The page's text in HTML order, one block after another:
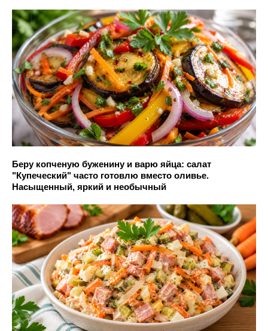
Беру копченую буженину и варю яйца: салат
"Купеческий" часто готовлю вместо оливье.
Насыщенный, яркий и необычный